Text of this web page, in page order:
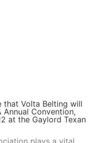
that Volta Belting will
Convention,
at the Gaylord Texan